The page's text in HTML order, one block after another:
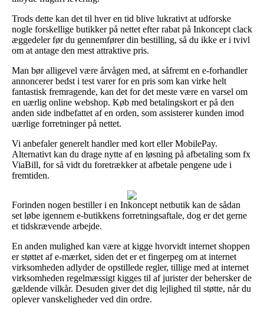
Trods dette kan det til hver en tid blive lukrativt at udforske
nogle forskellige butikker på nettet efter rabat på Inkoncept clack
æggedeler før du gennemfører din bestilling, så du ikke er i tvivl
om at antage den mest attraktive pris.
Man bør alligevel være årvågen med, at såfremt en e-forhandler
annoncerer bedst i test varer for en pris som kan virke helt
fantastisk fremragende, kan det for det meste være en varsel om
en uærlig online webshop. Køb med betalingskort er på den
anden side indbefattet af en orden, som assisterer kunden imod
uærlige forretninger på nettet.
Vi anbefaler generelt handler med kort eller MobilePay.
Alternativt kan du drage nytte af en løsning på afbetaling som fx
ViaBill, for så vidt du foretrækker at afbetale pengene ude i
fremtiden.
Forinden nogen bestiller i en Inkoncept netbutik kan de sådan
set løbe igennem e-butikkens forretningsaftale, dog er det gerne
et tidskrævende arbejde.
En anden mulighed kan være at kigge hvorvidt internet shoppen
er støttet af e-mærket, siden det er et fingerpeg om at internet
virksomheden adlyder de opstillede regler, tillige med at internet
virksomheden regelmæssigt kigges til af jurister der behersker de
gældende vilkår. Desuden giver det dig lejlighed til støtte, når du
oplever vanskeligheder ved din ordre.